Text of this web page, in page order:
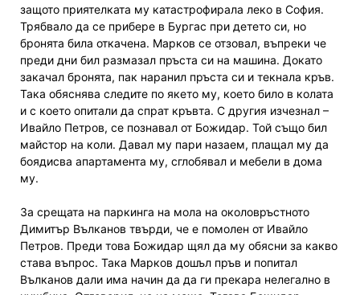
защото приятелката му катастрофирала леко в София.
Трябвало да се прибере в Бургас при детето си, но
бронята била откачена. Марков се отзовал, въпреки че
преди дни бил размазал пръста си на машина. Докато
закачал бронята, пак наранил пръста си и текнала кръв.
Така обяснява следите по якето му, което било в колата
и с което опитали да спрат кръвта. С другия изчезнал –
Ивайло Петров, се познавал от Божидар. Той също бил
майстор на коли. Давал му пари назаем, плащал му да
боядисва апартамента му, сглобявал и мебели в дома
му.
За срещата на паркинга на мола на околовръстното
Димитър Вълканов твърди, че е помолен от Ивайло
Петров. Преди това Божидар щял да му обясни за какво
става въпрос. Така Марков дошъл пръв и попитал
Вълканов дали има начин да да ги прекара нелегално в